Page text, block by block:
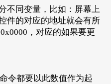
不同变量，比如：屏幕上
件的对应的地址就会有所
，对应的如果要更
令都要以此数值作为起